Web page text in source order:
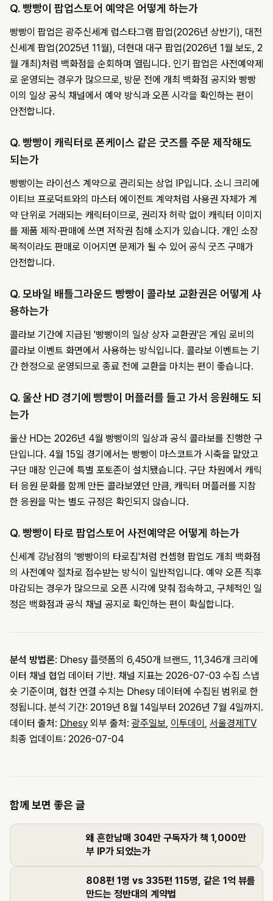
Q. 빵빵이 팝업스토어 예약은 어떻게 하는가
빵빵이 팝업은 광주신세계 럽스타그램 팝업(2026년 상반기), 대전
신세계 팝업(2025년 11월), 더현대 대구 팝업(2026년 1월 보도, 2
월 개최)처럼 백화점을 순회하며 열립니다. 인기 팝업은 사전예약제
로 운영되는 경우가 많으므로, 방문 전에 개최 백화점 공지와 빵빵
이의 일상 공식 채널에서 예약 방식과 오픈 시각을 확인하는 편이
안전합니다.
Q. 빵빵이 캐릭터로 폰케이스 같은 굿즈를 주문 제작해도
되는가
빵빵이는 라이선스 계약으로 관리되는 상업 IP입니다. 소니 크리에
이티브 프로덕트와의 마스터 에이전트 계약처럼 사용권 자체가 계
약 단위로 거래되는 캐릭터이므로, 권리자 허락 없이 캐릭터 이미지
를 제품 제작·판매에 쓰면 저작권 침해 소지가 있습니다. 개인 소장
목적이라도 판매로 이어지면 문제가 될 수 있어 공식 굿즈 구매가
안전합니다.
Q. 모바일 배틀그라운드 빵빵이 콜라보 교환권은 어떻게 사
용하는가
콜라보 기간에 지급된 '빵빵이의 일상 상자 교환권'은 게임 로비의
콜라보 이벤트 화면에서 사용하는 방식입니다. 콜라보 이벤트는 기
간 한정으로 운영되므로 종료 전에 교환을 마치는 편이 좋습니다.
Q. 울산 HD 경기에 빵빵이 머플러를 들고 가서 응원해도 되
는가
울산 HD는 2026년 4월 빵빵이의 일상과 공식 콜라보를 진행한 구
단입니다. 4월 15일 경기에서는 빵빵이 마스코트가 시축을 맡았고
구단 매장 인근에 특별 포토존이 설치됐습니다. 구단 차원에서 캐릭
터 응원 문화를 함께 만든 콜라보였던 만큼, 캐릭터 머플러를 지참
한 응원을 막는 별도 규정은 확인되지 않습니다.
Q. 빵빵이 타로 팝업스토어 사전예약은 어떻게 하는가
신세계 강남점의 '빵빵이의 타로집'처럼 컨셉형 팝업도 개최 백화점
의 사전예약 절차로 접수받는 방식이 일반적입니다. 예약 오픈 직후
마감되는 경우가 많으므로 오픈 시각에 맞춰 접속하고, 구체적인 일
정은 백화점과 공식 채널 공지로 확인하는 편이 확실합니다.
분석 방법론: Dhesy 플랫폼의 6,450개 브랜드, 11,346개 크리에
이터 채널 협업 데이터 기반. 채널 지표는 2026-07-03 수집 스냅
숏 기준이며, 협찬 연결 수치는 Dhesy 데이터에 수집된 범위로 한
정됩니다. 분석 기간: 2019년 8월 14일부터 2026년 7월 4일까지.
데이터 출처: Dhesy 외부 출처:광주일보, 이투데이 , 서울경제TV
최종 업데이트: 2026-07-04
함께 보면 좋은 글
왜 흔한남매 304만 구독자가 책 1,000만
부 IP가 되었는가
808편 1명 vs 335편 115명, 같은 1억 뷰를
만드는 정반대의 계약법